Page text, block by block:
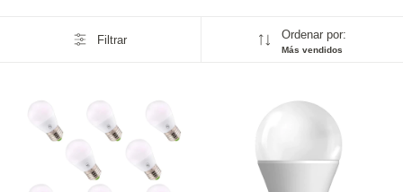
Filtrar Ordenar por:
Más vendidos